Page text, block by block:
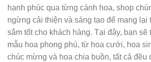
hạnh phúc qua từng cánh hoa, shop
ngừng cải thiện và sáng tạo để mang lại
sắm tốt cho khách hàng. Tại đây, bạn sẽ
mẫu hoa phong phú, từ hoa cưới, hoa
chúc mừng và hoa chia buồn, tất cả đều